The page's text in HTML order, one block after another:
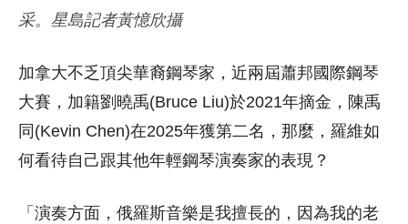
采。星島記者黃憶欣攝
加拿大不乏頂尖華裔鋼琴家，近兩屆蕭邦國際鋼琴
大賽，加籍劉曉禹(Bruce Liu)於2021年摘金 ，陳禹
同(Kevin Chen)在2025年獲第二名，那麼，羅維如
何看待自己跟其他年輕鋼琴演奏家的表現？
「演奏方面，俄羅斯音樂是我擅長的，因為我的老